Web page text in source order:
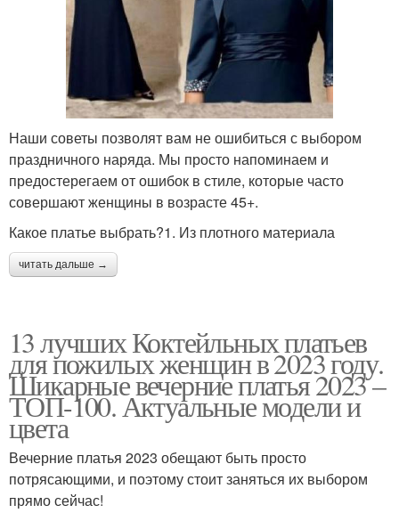
Наши советы позволят вам не ошибиться с выбором
праздничного наряда. Мы просто напоминаем и
предостерегаем от ошибок в стиле, которые часто
совершают женщины в возрасте 45+.
Какое платье выбрать?1. Из плотного материала
читать дальше →
13 лучших Коктейльных платьев
для пожилых женщин в 2023 году.
Шикарные вечерние платья 2023 –
ТОП-100. Актуальные модели и
цвета
Вечерние платья 2023 обещают быть просто
потрясающими, и поэтому стоит заняться их выбором
прямо сейчас!